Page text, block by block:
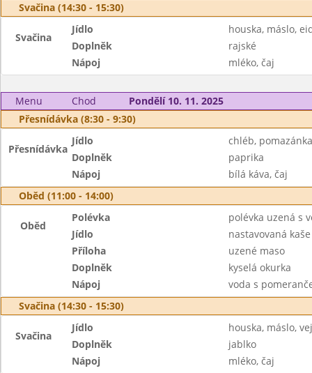
Svačina (14:30 - 15:30)
Svačina
Jídlo
houska, máslo,
Doplněk
rajské
Nápoj
mléko, čaj
Menu Chod
Pondělí 10. 11. 2025
Přesnídávka (8:30 - 9:30)
Přesnídávka
Jídlo
chléb,
Doplněk
paprika
Nápoj
bílá káva, čaj
Oběd (11:00 - 14:00)
Oběd
Polévka
polévka uzená s
Jídlo
nastavovaná kaše
Příloha
uzené maso
Doplněk
kyselá okurka
Nápoj
voda s
Svačina (14:30 - 15:30)
Svačina
Jídlo
houska, máslo,
Doplněk
jablko
Nápoj
mléko, čaj